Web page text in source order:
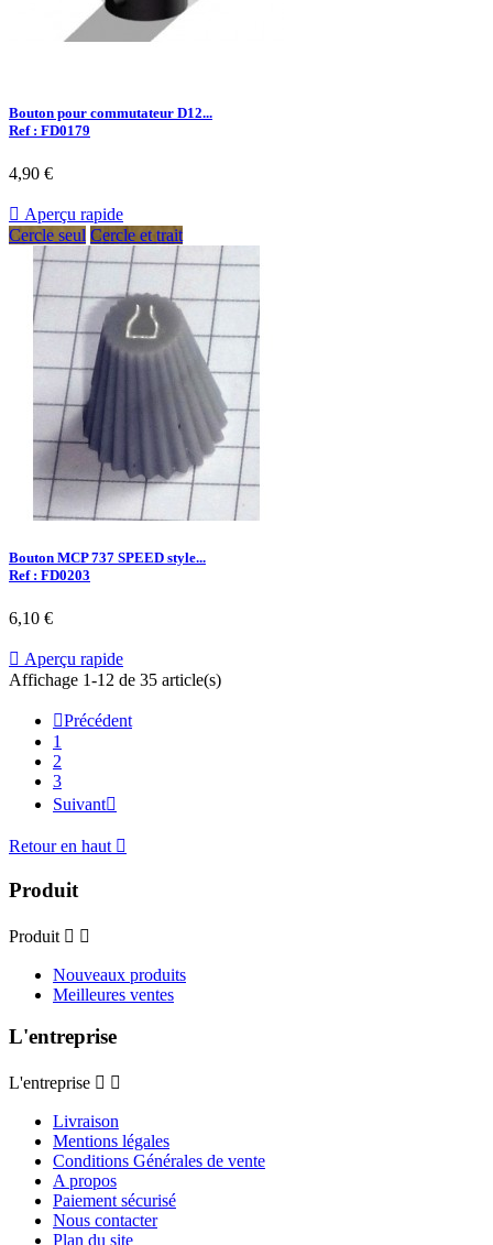
Bouton pour commutateur D12...
Ref : FD0179
4,90 €
 Aperçu rapide
Cercle seul Cercle et trait
Bouton MCP 737 SPEED style...
Ref : FD0203
6,10 €
 Aperçu rapide
Affichage 1-12 de 35 article(s)
Précédent
1
2
3
Suivant
Retour en haut 
Produit
Produit  
Nouveaux produits
Meilleures ventes
L'entreprise
L'entreprise  
Livraison
Mentions légales
Conditions Générales de vente
A propos
Paiement sécurisé
Nous contacter
Plan du site